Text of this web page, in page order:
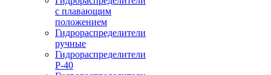
с плавающим
положением
Гидрораспределители
ручные
Гидрораспределители
Р-40